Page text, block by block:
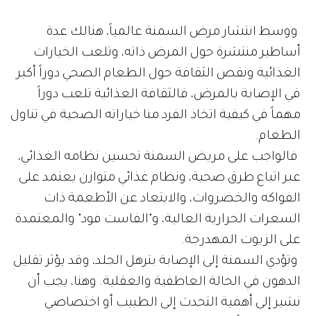
ووسط انتشار مرض السمنة عالمياً، هنالك عدة
أساطير منتشرة حول المرض ذاته، وتلعب الخيارات
الغذائية ونقص الثقافة حول الطعام الصحي دوراً أكبر
في الإصابة بالمرض، فالثقافة الغذائية تلعب دوراً
مهماً في كيفية اتخاذ الفرد منا خياراته الصحية في تناول
الطعام.
فالواجب على مريض السمنة تحسين نظامه الغذائي،
عبر اتباع طرق صحية، ونظام غذائي متوازن يعتمد على
الفواكه والخضروات، والابتعاد عن الأطعمة ذات
السعرات الحرارية العالية، و"الفاست فود" والمعتمدة
على الزيوت المهدرجة.
وتؤدي السمنة إلى الإصابة بترهل الجلد، وقد يؤثر تقليل
الدهون في الحالة العاطفية والعقلية. وهنا، يجب أن
نشير إلى أهمية التحدث إلى الطبيب أو اختصاصي